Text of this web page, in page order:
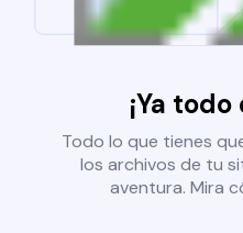
¡Ya
Todo lo que tienes
los archivos de tu
aventura. Mira